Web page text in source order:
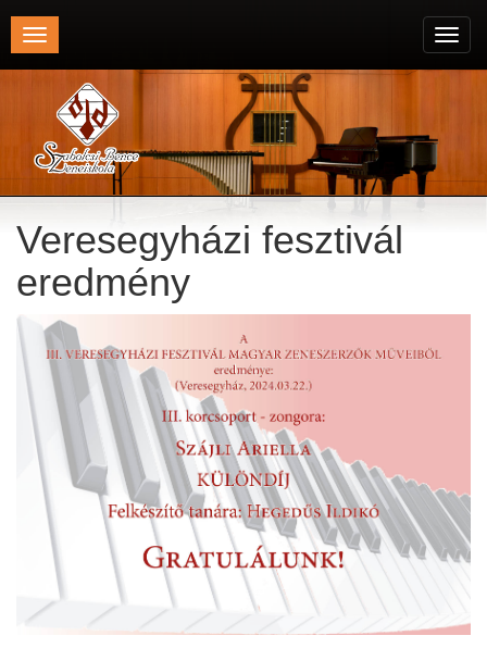
Toggle
navigation
Veresegyházi fesztivál
eredmény